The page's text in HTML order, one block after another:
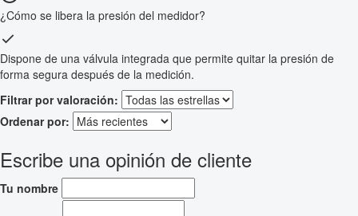
¿Cómo se libera la presión del medidor?
Dispone de una válvula integrada que permite quitar la presión de
forma segura después de la medición.
Filtrar por valoración:
Ordenar por:
Escribe una opinión de cliente
Tu nombre